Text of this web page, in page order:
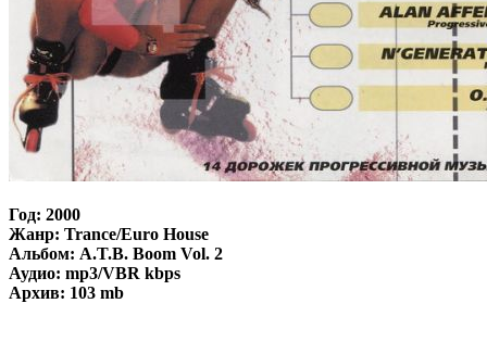
Год: 2000
Жанр: Trance/Euro House
Альбом: A.T.B. Boom Vol. 2
Аудио: mp3/VBR kbps
Архив: 103 mb